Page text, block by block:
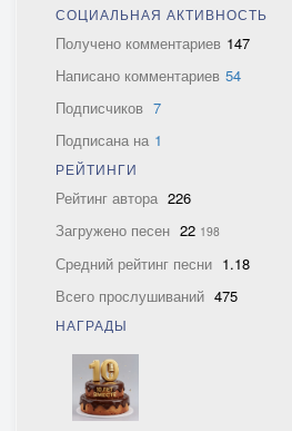
СОЦИАЛЬНАЯ АКТИВНОСТЬ
Получено комментариев 147
Написано комментариев 54
Подписчиков 7
Подписана на 1
РЕЙТИНГИ
Рейтинг автора 226
Загружено песен 22 198
Средний рейтинг песни 1.18
Всего прослушиваний 475
НАГРАДЫ